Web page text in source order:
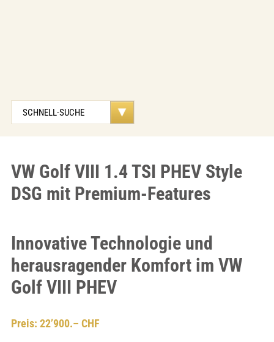
VW Golf VIII 1.4 TSI PHEV Style
DSG mit Premium-Features
Innovative Technologie und
herausragender Komfort im VW
Golf VIII PHEV
Preis: 22’900.– CHF